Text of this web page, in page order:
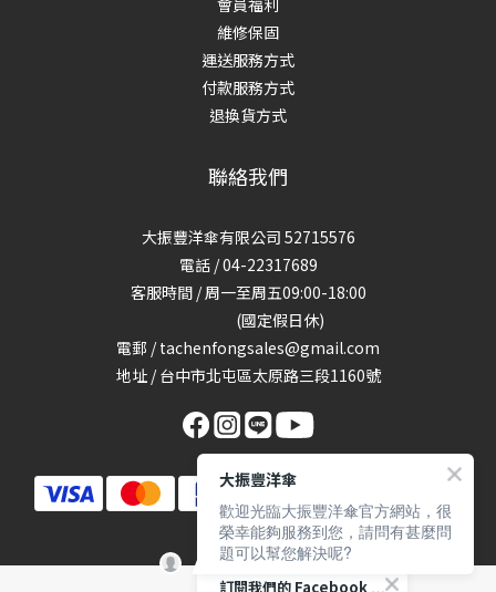
會員福利
維修保固
運送服務方式
付款服務方式
退換貨方式
聯絡我們
大振豐洋傘有限公司 52715576
電話 / 04-22317689
客服時間 / 周一至周五09:00-18:00
(國定假日休)
電郵 / tachenfongsales@gmail.com
地址 / 台中市北屯區太原路三段1160號
訂閱我們的 Facebook 專頁
大振豐洋傘
歡迎光臨大振豐洋傘官方網站，很
榮幸能夠服務到您，請問有甚麼問
題可以幫您解決呢?